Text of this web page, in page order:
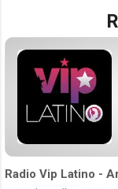
Radio Vip Latino -